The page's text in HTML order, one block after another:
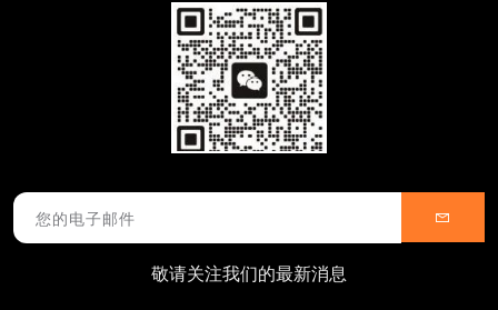
敬请关注我们的最新消息